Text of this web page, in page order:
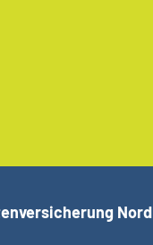
Nord